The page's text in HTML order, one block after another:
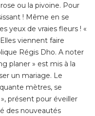
ou la pivoine. Pour
! Même en se
yeux de vraies fleurs ! «
viennent faire
Régis Dho. A noter
planer » est mis à la
un mariage. Le
mètres, se
présent pour éveiller
des nouveautés